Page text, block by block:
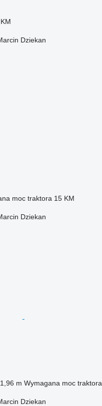
Dziekan
moc traktora 15 KM
Dziekan
1,96 m Wymagana moc traktora
Dziekan